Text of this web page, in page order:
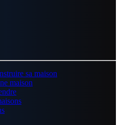
sa maison
maison